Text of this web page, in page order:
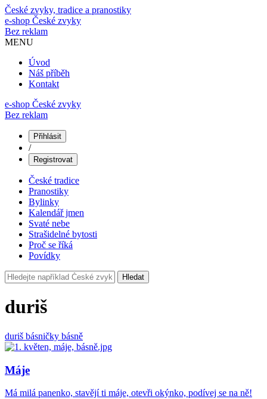
České zvyky, tradice a pranostiky
e-shop České zvyky
Bez reklam
MENU
Úvod
Náš příběh
Kontakt
e-shop České zvyky
Bez reklam
Přihlásit
/
Registrovat
České tradice
Pranostiky
Bylinky
Kalendář jmen
Svaté nebe
Strašidelné bytosti
Proč se říká
Povídky
Hledat
duriš
duriš básničky básně
Máje
Má milá panenko, stavějí ti máje, otevři okýnko, podívej se na ně!